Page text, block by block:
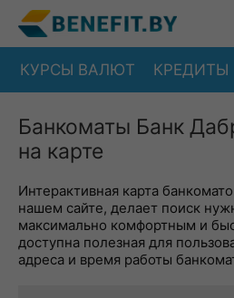
КУРСЫ ВАЛЮТ КРЕДИТЫ
Банкоматы Банк
на карте
Интерактивная карта
нашем сайте, делает поиск
максимально комфортным и
доступна полезная для
адреса и время работы